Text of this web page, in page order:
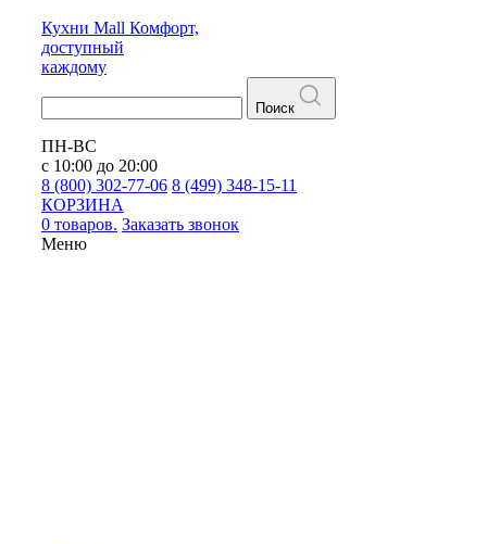
Кухни Mall Комфорт,
доступный
каждому
Поиск
ПН-ВС
с 10:00 до 20:00
8 (800) 302-77-06 8 (499) 348-15-11
КОРЗИНА
0 товаров. Заказать звонок
Меню